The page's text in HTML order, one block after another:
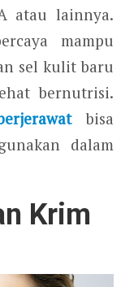
atau lainnya.
mampu
sel kulit baru
bernutrisi.
bisa
dalam
Krim